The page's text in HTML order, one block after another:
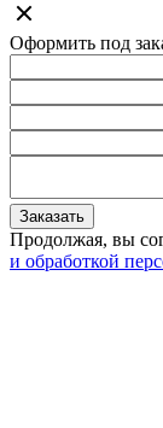
Оформить под
Заказать
Продолжая, вы
и обработкой